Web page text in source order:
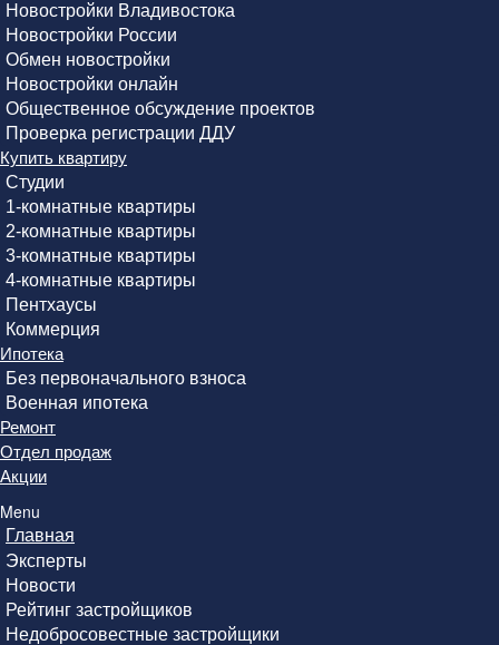
Новостройки Владивостока
Новостройки России
Обмен новостройки
Новостройки онлайн
Общественное обсуждение проектов
Проверка регистрации ДДУ
Купить квартиру
Студии
1-комнатные квартиры
2-комнатные квартиры
3-комнатные квартиры
4-комнатные квартиры
Пентхаусы
Коммерция
Ипотека
Без первоначального взноса
Военная ипотека
Ремонт
Отдел продаж
Акции
Menu
Главная
Эксперты
Новости
Рейтинг застройщиков
Недобросовестные застройщики